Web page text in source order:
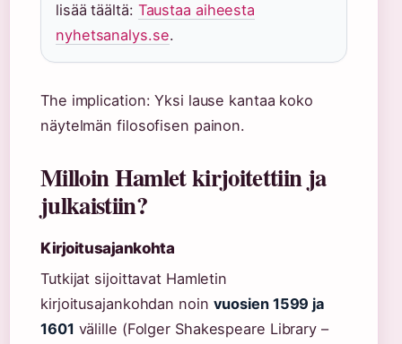
lisää täältä: Taustaa aiheesta
nyhetsanalys.se.
The implication: Yksi lause kantaa koko
näytelmän filosofisen painon.
Milloin Hamlet kirjoitettiin ja
julkaistiin?
Kirjoitusajankohta
Tutkijat sijoittavat Hamletin
kirjoitusajankohdan noin vuosien 1599 ja
1601 välille (Folger Shakespeare Library –